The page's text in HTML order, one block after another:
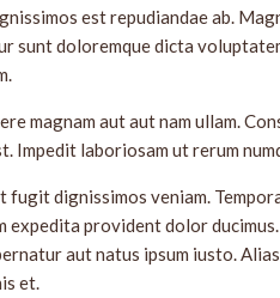
est repudiandae ab.
sunt doloremque dicta
magnam aut aut nam ullam.
Impedit laboriosam ut rerum
fugit dignissimos veniam.
expedita provident dolor
aut natus ipsum iusto.
et.